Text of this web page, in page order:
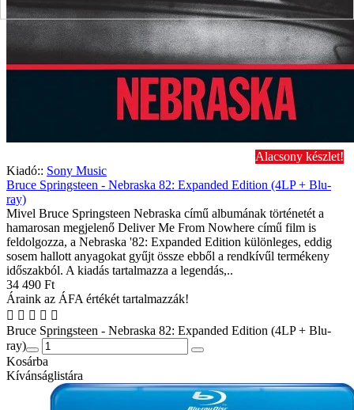
Alacsony készlet!
Kiadó:: Sony Music
Bruce Springsteen - Nebraska 82: Expanded Edition (4LP + Blu-
ray)
Mivel Bruce Springsteen Nebraska című albumának történetét a
hamarosan megjelenő Deliver Me From Nowhere című film is
feldolgozza, a Nebraska '82: Expanded Edition különleges, eddig
sosem hallott anyagokat gyűjt össze ebből a rendkívűl termékeny
időszakból. A kiadás tartalmazza a legendás,..
34 490 Ft
Áraink az ÁFA értékét tartalmazzák!
Bruce Springsteen - Nebraska 82: Expanded Edition (4LP + Blu-
ray)
Kosárba
Kívánságlistára